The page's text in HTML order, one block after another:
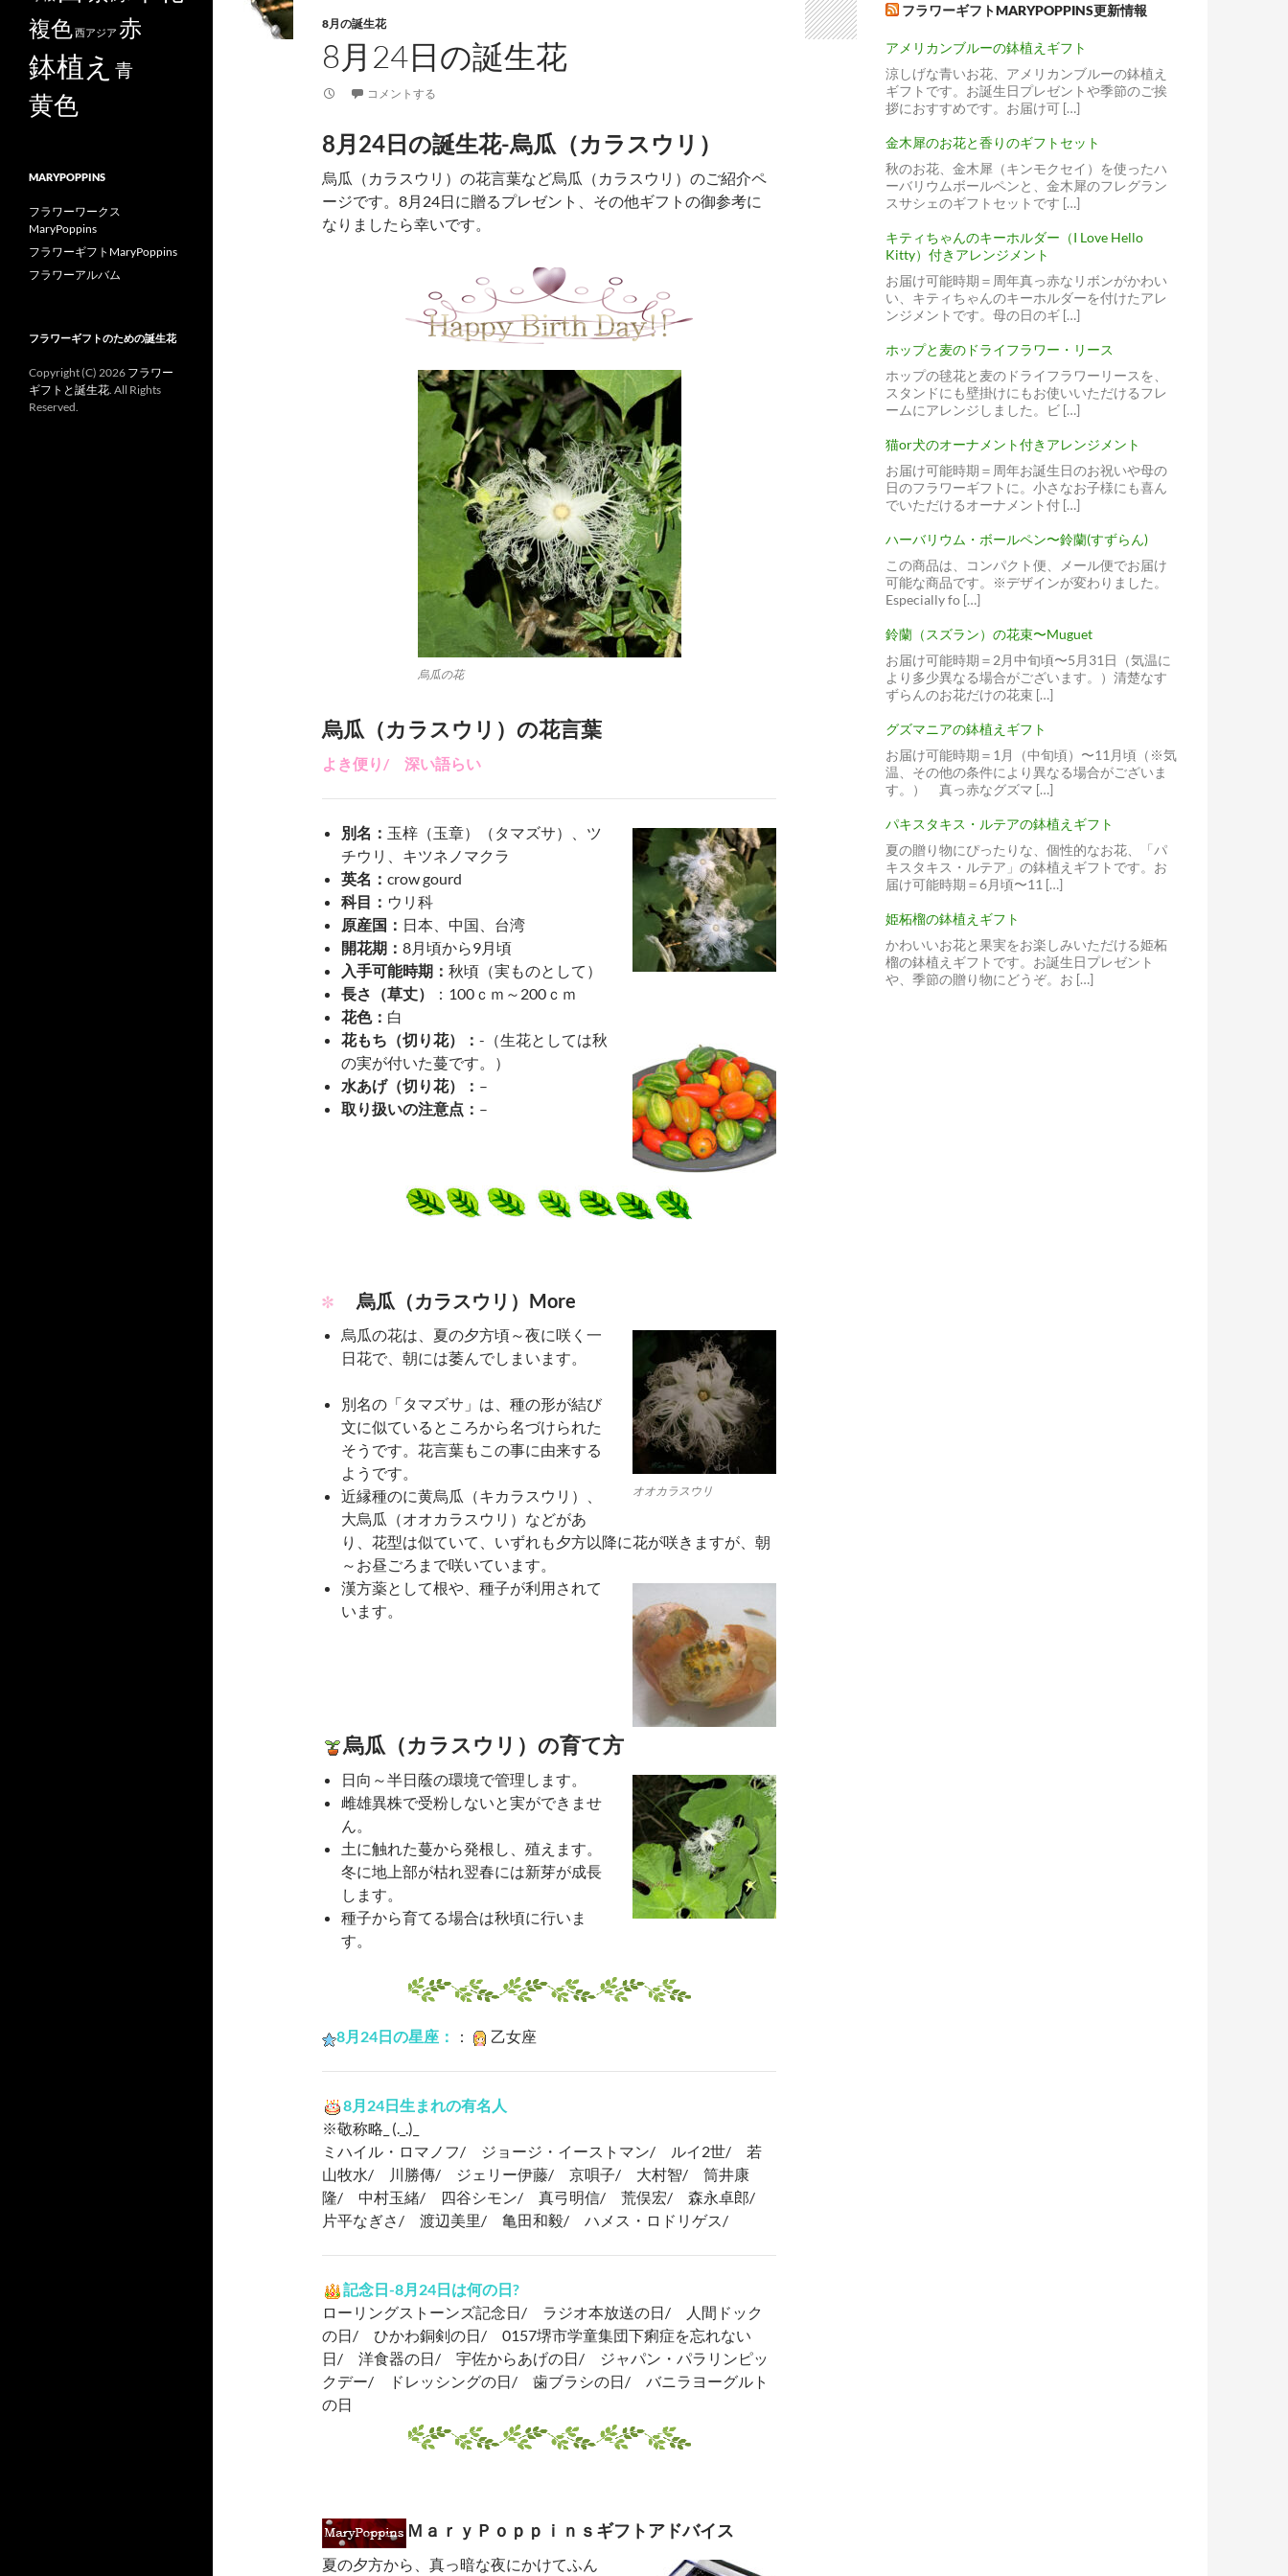
8月の誕生花
8月24日の誕生花
コメントする
8月24日の誕生花-烏瓜（カラスウリ）
烏瓜（カラスウリ）の花言葉など烏瓜（カラスウリ）のご紹介ペ
ージです。8月24日に贈るプレゼント、その他ギフトの御参考に
なりましたら幸いです。
烏瓜の花
烏瓜（カラスウリ）の花言葉
よき便り/ 深い語らい
別名： 玉梓（玉章）（タマズサ）、ツ
チウリ、キツネノマクラ
英名： crow gourd
科目： ウリ科
原産国： 日本、中国、台湾
開花期： 8月頃から9月頃
入手可能時期： 秋頃（実ものとして）
長さ（草丈）
：100ｃｍ～200ｃｍ
花色： 白
花もち（切り花）： -（生花としては秋
の実が付いた蔓です。）
水あげ（切り花）： –
取り扱いの注意点： –
烏瓜（カラスウリ）More
オオカラスウリ
烏瓜の花は、夏の夕方頃～夜に咲く一
日花で、朝には萎んでしまいます。
別名の「タマズサ」は、種の形が結び
文に似ているところから名づけられた
そうです。花言葉もこの事に由来する
ようです。
近縁種のに黄烏瓜（キカラスウリ）、
大烏瓜（オオカラスウリ）などがあ
り、花型は似ていて、いずれも夕方以降に花が咲きますが、朝
～お昼ごろまで咲いています。
漢方薬として根や、種子が利用されて
います。
烏瓜（カラスウリ）の育て方
日向～半日蔭の環境で管理します。
雌雄異株で受粉しないと実ができませ
ん。
土に触れた蔓から発根し、殖えます。
冬に地上部が枯れ翌春には新芽が成長
します。
種子から育てる場合は秋頃に行いま
す。
8月24日の星座： ： 乙女座
8月24日生まれの有名人
※敬称略_ (._.)_
ミハイル・ロマノフ/ ジョージ・イーストマン/ ルイ2世/ 若
山牧水/ 川勝傳/ ジェリー伊藤/ 京唄子/ 大村智/ 筒井康
隆/ 中村玉緒/ 四谷シモン/ 真弓明信/ 荒俣宏/ 森永卓郎/
片平なぎさ/ 渡辺美里/ 亀田和毅/ ハメス・ロドリゲス/
記念日-8月24日は何の日?
ローリングストーンズ記念日/ ラジオ本放送の日/ 人間ドック
の日/ ひかわ銅剣の日/ 0157堺市学童集団下痢症を忘れない
日/ 洋食器の日/ 宇佐からあげの日/ ジャパン・パラリンピッ
クデー/ ドレッシングの日/ 歯ブラシの日/ バニラヨーグルト
の日
ＭａｒｙＰｏｐｐｉｎｓギフトアドバイス
夏の夕方から、真っ暗な夜にかけてふん
フラワーギフトMARYPOPPINS更新情報
アメリカンブルーの鉢植えギフト
涼しげな青いお花、アメリカンブルーの鉢植え
ギフトです。お誕生日プレゼントや季節のご挨
拶におすすめです。お届け可 […]
金木犀のお花と香りのギフトセット
秋のお花、金木犀（キンモクセイ）を使ったハ
ーバリウムボールペンと、金木犀のフレグラン
スサシェのギフトセットです […]
キティちゃんのキーホルダー（I Love Hello
Kitty）付きアレンジメント
お届け可能時期＝周年真っ赤なリボンがかわい
い、キティちゃんのキーホルダーを付けたアレ
ンジメントです。母の日のギ […]
ホップと麦のドライフラワー・リース
ホップの毬花と麦のドライフラワーリースを、
スタンドにも壁掛けにもお使いいただけるフレ
ームにアレンジしました。ビ […]
猫or犬のオーナメント付きアレンジメント
お届け可能時期＝周年お誕生日のお祝いや母の
日のフラワーギフトに。小さなお子様にも喜ん
でいただけるオーナメント付 […]
ハーバリウム・ボールペン〜鈴蘭(すずらん)
この商品は、コンパクト便、メール便でお届け
可能な商品です。※デザインが変わりました。
Especially fo […]
鈴蘭（スズラン）の花束〜Muguet
お届け可能時期＝2月中旬頃〜5月31日（気温に
より多少異なる場合がございます。）清楚なす
ずらんのお花だけの花束 […]
グズマニアの鉢植えギフト
お届け可能時期＝1月（中旬頃）〜11月頃（※気
温、その他の条件により異なる場合がございま
す。） 真っ赤なグズマ […]
パキスタキス・ルテアの鉢植えギフト
夏の贈り物にぴったりな、個性的なお花、「パ
キスタキス・ルテア」の鉢植えギフトです。お
届け可能時期＝6月頃〜11 […]
姫柘榴の鉢植えギフト
かわいいお花と果実をお楽しみいただける姫柘
榴の鉢植えギフトです。お誕生日プレゼント
や、季節の贈り物にどうぞ。お […]
複色西アジア 赤
鉢植え 青
黄色
MARYPOPPINS
フラワーワークス
MaryPoppins
フラワーギフトMaryPoppins
フラワーアルバム
フラワーギフトのための誕生花
Copyright (C) 2026 フラワー
ギフトと誕生花. All Rights
Reserved.